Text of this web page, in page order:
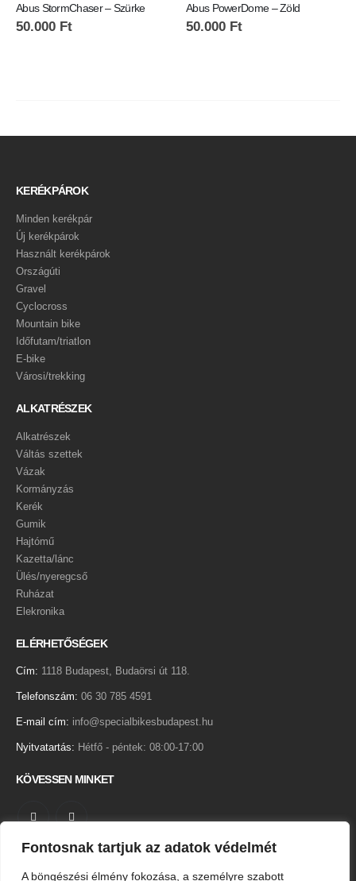
Fontosnak tartjuk az adatok védelmét
A böngészési élmény fokozása, a személyre szabott
Abus StormChaser – Szürke
50.000 Ft
Abus PowerDome – Zöld
50.000 Ft
KERÉKPÁROK
Minden kerékpár
Új kerékpárok
Használt kerékpárok
Országúti
Gravel
Cyclocross
Mountain bike
Időfutam/triatlon
E-bike
Városi/trekking
ALKATRÉSZEK
Alkatrészek
Váltás szettek
Vázak
Kormányzás
Kerék
Gumik
Hajtómű
Kazetta/lánc
Ülés/nyeregcső
Ruházat
Elekronika
ELÉRHETŐSÉGEK
Cím: 1118 Budapest, Budaörsi út 118.
Telefonszám: 06 30 785 4591
E-mail cím: info@specialbikesbudapest.hu
Nyitvatartás: Hétfő - péntek: 08:00-17:00
KÖVESSEN MINKET
Adatkezelési tájékoztató